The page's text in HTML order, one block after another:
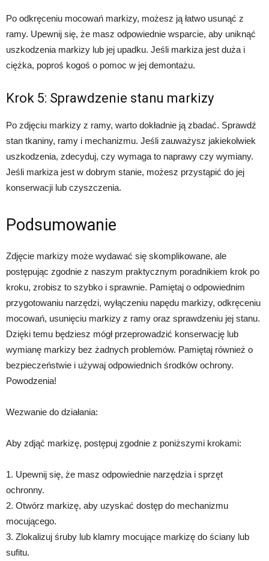
Po odkręceniu mocowań markizy, możesz ją łatwo usunąć z
ramy. Upewnij się, że masz odpowiednie wsparcie, aby uniknąć
uszkodzenia markizy lub jej upadku. Jeśli markiza jest duża i
ciężka, poproś kogoś o pomoc w jej demontażu.
Krok 5: Sprawdzenie stanu markizy
Po zdjęciu markizy z ramy, warto dokładnie ją zbadać. Sprawdź
stan tkaniny, ramy i mechanizmu. Jeśli zauważysz jakiekolwiek
uszkodzenia, zdecyduj, czy wymaga to naprawy czy wymiany.
Jeśli markiza jest w dobrym stanie, możesz przystąpić do jej
konserwacji lub czyszczenia.
Podsumowanie
Zdjęcie markizy może wydawać się skomplikowane, ale
postępując zgodnie z naszym praktycznym poradnikiem krok po
kroku, zrobisz to szybko i sprawnie. Pamiętaj o odpowiednim
przygotowaniu narzędzi, wyłączeniu napędu markizy, odkręceniu
mocowań, usunięciu markizy z ramy oraz sprawdzeniu jej stanu.
Dzięki temu będziesz mógł przeprowadzić konserwację lub
wymianę markizy bez żadnych problemów. Pamiętaj również o
bezpieczeństwie i używaj odpowiednich środków ochrony.
Powodzenia!
Wezwanie do działania:
Aby zdjąć markizę, postępuj zgodnie z poniższymi krokami:
1. Upewnij się, że masz odpowiednie narzędzia i sprzęt
ochronny.
2. Otwórz markizę, aby uzyskać dostęp do mechanizmu
mocującego.
3. Zlokalizuj śruby lub klamry mocujące markizę do ściany lub
sufitu.